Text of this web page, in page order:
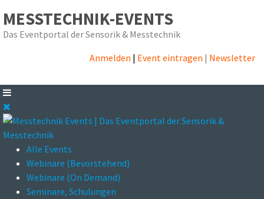
MESSTECHNIK-EVENTS
Das Eventportal der Sensorik & Messtechnik
Anmelden | Event eintragen | Newsletter
Alle Events
Webinare (Bevorstehend)
Webinare (On Demand)
Seminare, Schulungen